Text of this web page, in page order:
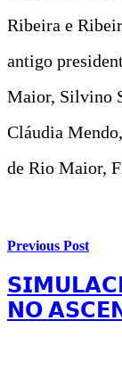
Ribeira e
antigo
Maior, Silvino
Cláudia
de Rio Maior,
Previous Post
𝗡𝗢